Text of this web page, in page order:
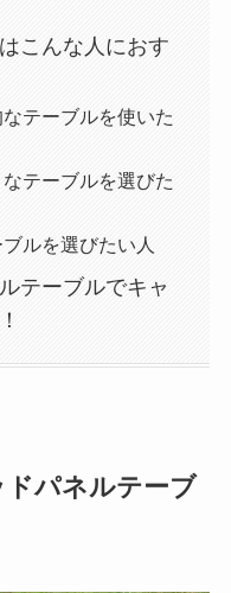
こんな人におす
テーブルを使いた
テーブルを選びた
ルを選びたい人
テーブルでキャ
パネルテーブ